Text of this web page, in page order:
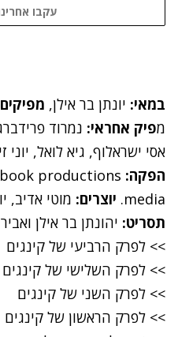
עקבו
במאי: יונתן בר אילן,
מפיק אחראי: נמרוד
אסי ישראלוף, גיא לואל, יוני
הפקה:
media. יוצרים: מוטי אדיב,
תסריט: יהונתן בר אילן
>> לפרק הרביעי של קינגים
>> לפרק השלישי של קינגים
>> לפרק השני של קינגים
>> לפרק הראשון של קינגים